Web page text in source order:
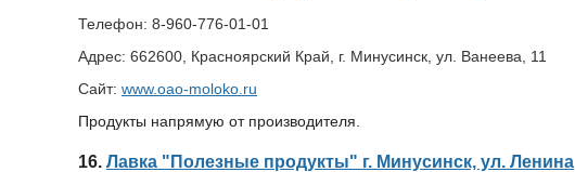
Телефон: 8-960-776-01-01
Адрес: 662600, Красноярский Край, г. Минусинск, ул. Ванеева, 11
Сайт: www.oao-moloko.ru
Продукты напрямую от производителя.
16. Лавка "Полезные продукты" г. Минусинск, ул. Ленина